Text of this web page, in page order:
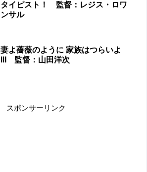
タイピスト！ 監督：レジス・ロワ
ンサル
妻よ薔薇のように 家族はつらいよ
III 監督：山田洋次
スポンサーリンク